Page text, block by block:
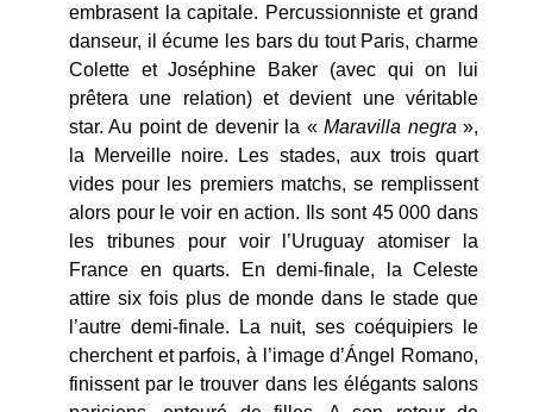
embrasent la capitale. Percussionniste et grand
danseur, il écume les bars du tout Paris, charme
Colette et Joséphine Baker (avec qui on lui
prêtera une relation) et devient une véritable
star. Au point de devenir la «Maravilla negra »,
la Merveille noire. Les stades, aux trois quart
vides pour les premiers matchs, se remplissent
alors pour le voir en action. Ils sont 45 000 dans
les tribunes pour voir l’Uruguay atomiser la
France en quarts. En demi-finale, la Celeste
attire six fois plus de monde dans le stade que
l’autre demi-finale. La nuit, ses coéquipiers le
cherchent et parfois, à l’image d’Ángel Romano,
finissent par le trouver dans les élégants salons